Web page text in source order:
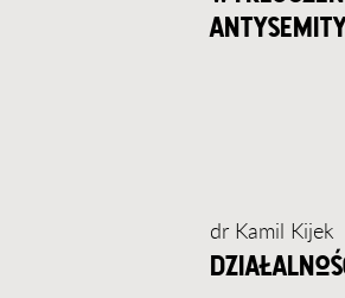
dr Kamil Kijek